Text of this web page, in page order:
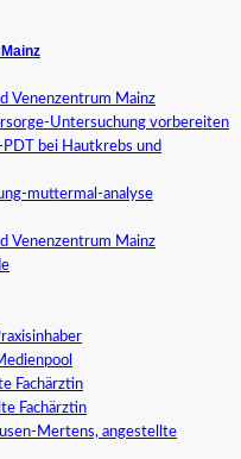
Venenzentrum Mainz
Untersuchung vorbereiten
bei Hautkrebs und
muttermal-analyse
Venenzentrum Mainz
Fachärztin
Fachärztin
Mertens, angestellte